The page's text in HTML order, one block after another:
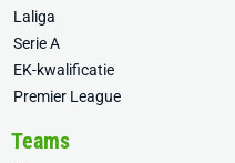
Laliga
Serie A
EK-kwalificatie
Premier League
Teams